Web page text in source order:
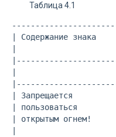
Таблица 4.1
| Содержание
|
|
| Запрещается
| пользоваться
| открытым
|                      |